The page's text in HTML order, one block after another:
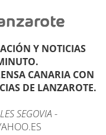
Y NOTICIAS
CANARIA CON
DE LANZAROTE.
SEGOVIA -